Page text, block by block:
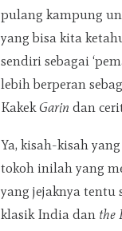
pulang kampung
yang bisa kita
sendiri sebagai
lebih berperan
KakekGarin dan
Ya, kisah-kisah
tokoh inilah yang
yang jejaknya tentu
klasik India dan the